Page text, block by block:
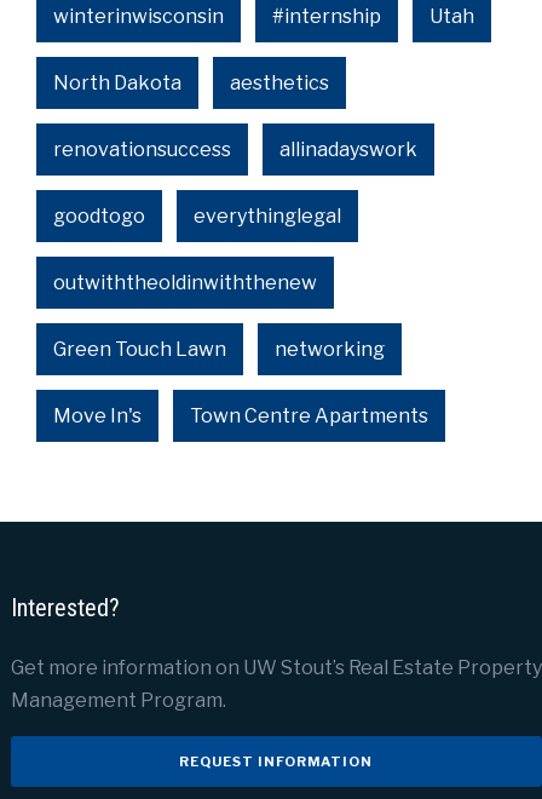
winterinwisconsin #internship Utah
North Dakota aesthetics
renovationsuccess allinadayswork
goodtogo everythinglegal
outwiththeoldinwiththenew
Green Touch Lawn networking
Move In's Town Centre Apartments
Interested?
Get more information on UW Stout’s Real Estate Property
Management Program.
REQUEST INFORMATION